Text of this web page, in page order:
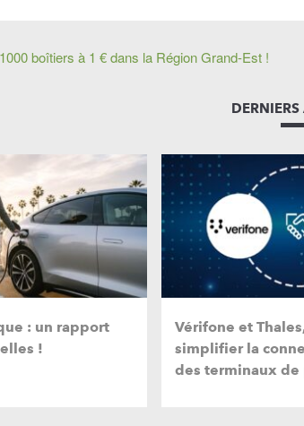
boîtiers à 1 € dans la Région Grand-Est !
: un rapport
!
Vérifone et
simplifier la
des terminaux de